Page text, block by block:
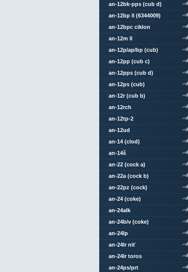
an-12bk-pps (cub d)
an-12bp ll (6344009)
an-12bpc ciklon
an-12m ll
an-12p/ap/bp (cub)
an-12pp (cub c)
an-12pps (cub d)
an-12ps (cub)
an-12r (cub b)
an-12rch
an-12tp-2
an-12ud
an-14 (clod)
an-14š
an-22 (cock a)
an-22a (cock b)
an-22pz (cock)
an-24 (coke)
an-24alk
an-24b/v (coke)
an-24lp
an-24lr niť
an-24lr toros
an-24ps/prt